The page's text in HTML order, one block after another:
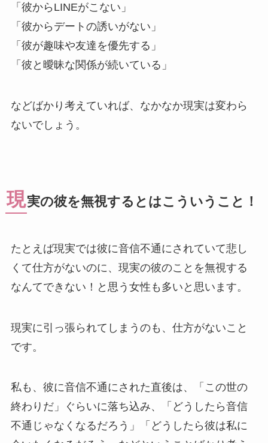
「彼からLINEがこない」
「彼からデートの誘いがない」
「彼が趣味や友達を優先する」
「彼と曖昧な関係が続いている」
などばかり考えていれば、なかなか現実は変わら
ないでしょう。
現実の彼を無視するとはこういうこと！
たとえば現実では彼に音信不通にされていて悲し
くて仕方がないのに、現実の彼のことを無視する
なんてできない！と思う女性も多いと思います。
現実に引っ張られてしまうのも、仕方がないこと
です。
私も、彼に音信不通にされた直後は、「この世の
終わりだ」ぐらいに落ち込み、「どうしたら音信
不通じゃなくなるだろう」「どうしたら彼は私に